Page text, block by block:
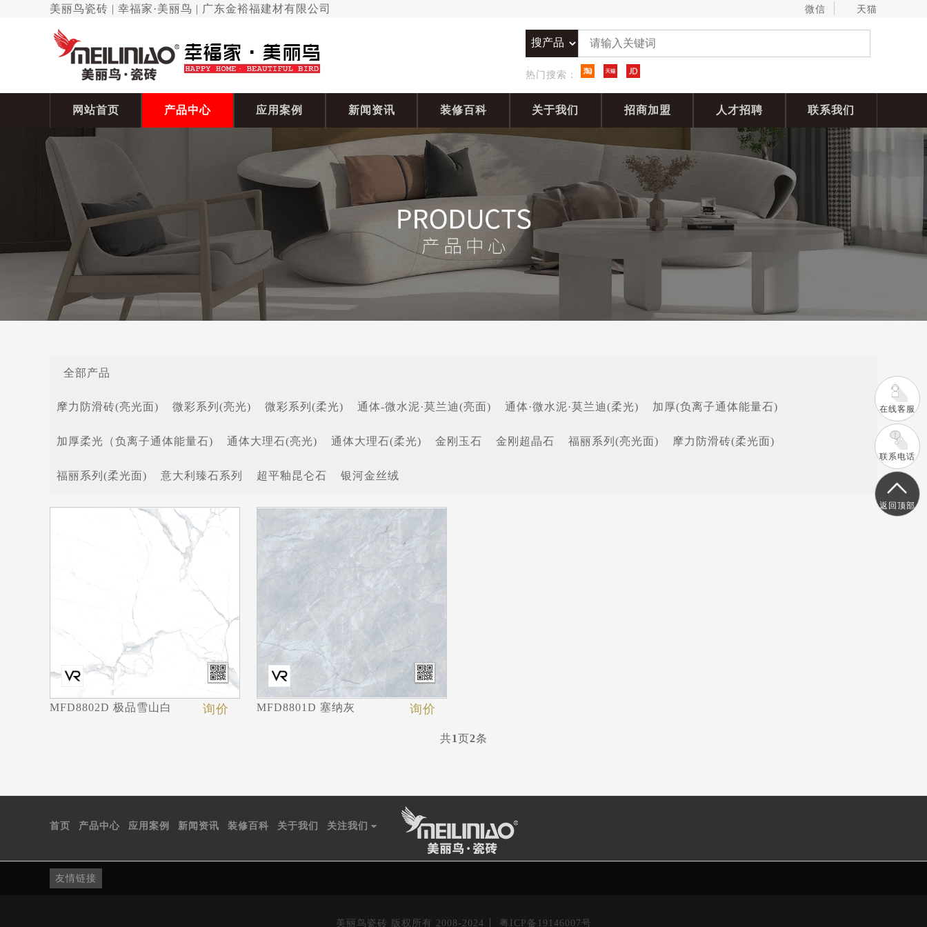
美丽鸟瓷砖 | 幸福家·美丽鸟 | 广东金裕福建材有限公司 微信 天猫
热门搜索：
网站首页 产品中心 应用案例 新闻资讯 装修百科 关于我们 招商加盟 人才招聘 联系我们
在线客服
联系电话
返回顶部
全部产品
摩力防滑砖(亮光面) 微彩系列(亮光) 微彩系列(柔光) 通体-微水泥·莫兰迪(亮面) 通体·微水泥·莫兰迪(柔光) 加厚(负离子通体能量石)
加厚柔光（负离子通体能量石) 通体大理石(亮光) 通体大理石(柔光) 金刚玉石 金刚超晶石 福丽系列(亮光面) 摩力防滑砖(柔光面)
福丽系列(柔光面) 意大利臻石系列 超平釉昆仑石 银河金丝绒
MFD8802D 极品雪山白 询价 MFD8801D 塞纳灰 询价
共1页2条
首页 产品中心 应用案例 新闻资讯 装修百科 关于我们 关注我们
友情链接
美丽鸟瓷砖 版权所有 2008-2024 粤ICP备19146007号